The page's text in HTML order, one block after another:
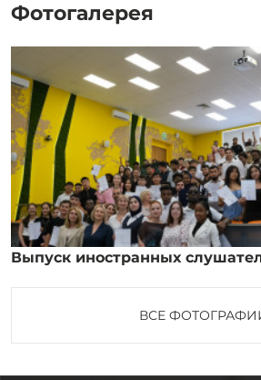
Фотогалерея
Выпуск иностранных
ВСЕ